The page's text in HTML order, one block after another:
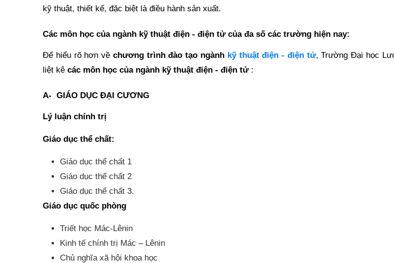
kỹ thuật, thiết kế, đặc biệt là điều hành sản xuất.
Các môn học của ngành kỹ thuật điện - điện tử của đa số các trường hiện nay:
Để hiểu rõ hơn về chương trình đào tạo ngành kỹ thuật điện - điện tử, Trường Đại học
liệt kê các môn học của ngành kỹ thuật điện - điện tử:
A- GIÁO DỤC ĐẠI CƯƠNG
Lý luận chính trị
Giáo dục thể chất:
Giáo dục thể chất 1
Giáo dục thể chất 2
Giáo dục thể chất 3.
Giáo dục quốc phòng
Triết học Mác-Lênin
Kinh tế chính trị Mác – Lênin
Chủ nghĩa xã hội khoa học